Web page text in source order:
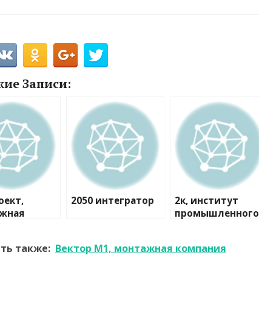
Записи:
2050 интегратор
2к, институт
промышленного
также: Вектор М1, монтажная компания